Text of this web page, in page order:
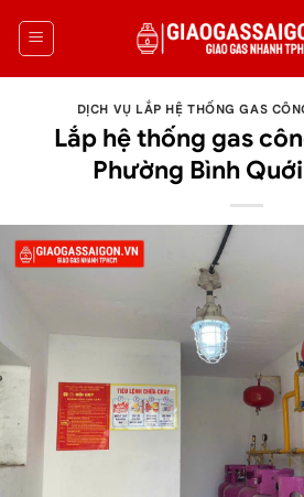
DỊCH VỤ LẮP HỆ THỐNG GAS
Lắp hệ thống gas
Phường Bình